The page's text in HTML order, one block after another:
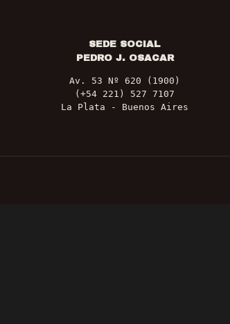
SEDE SOCIAL
PEDRO J. OSACAR
Av. 53 Nº 620 (1900)
(+54 221) 527 7107
La Plata - Buenos Aires